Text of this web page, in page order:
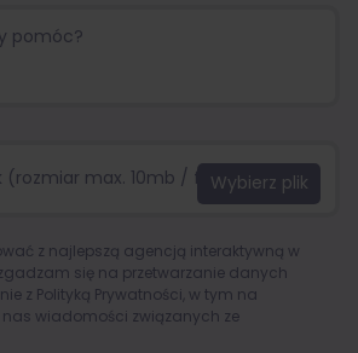
(rozmiar max. 10mb / format:.jpg,
z najlepszą agencją interaktywną w
się na przetwarzanie danych
z Polityką Prywatności , w tym na
wiadomości związanych ze